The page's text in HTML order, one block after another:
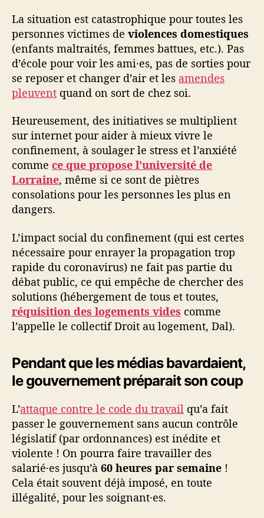
La situation est catastrophique pour toutes les
personnes victimes de violences domestiques
(enfants maltraités, femmes battues, etc.). Pas
d’école pour voir les ami·es, pas de sorties pour
se reposer et changer d’air et les amendes
pleuvent quand on sort de chez soi.
Heureusement, des initiatives se multiplient
sur internet pour aider à mieux vivre le
confinement, à soulager le stress et l’anxiété
comme ce que propose l’université de
Lorraine, même si ce sont de piètres
consolations pour les personnes les plus en
dangers.
L’impact social du confinement (qui est certes
nécessaire pour enrayer la propagation trop
rapide du coronavirus) ne fait pas partie du
débat public, ce qui empêche de chercher des
solutions (hébergement de tous et toutes,
réquisition des logements vides comme
l’appelle le collectif Droit au logement, Dal).
Pendant que les médias bavardaient,
le gouvernement préparait son coup
L’attaque contre le code du travail qu’a fait
passer le gouvernement sans aucun contrôle
législatif (par ordonnances) est inédite et
violente ! On pourra faire travailler des
salarié·es jusqu’à 60 heures par semaine !
Cela était souvent déjà imposé, en toute
illégalité, pour les soignant·es.